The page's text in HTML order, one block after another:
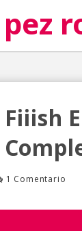
1 Comentario